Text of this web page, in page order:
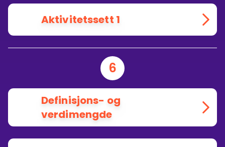
Aktivitetssett 1
6
Definisjons- og
verdimengde